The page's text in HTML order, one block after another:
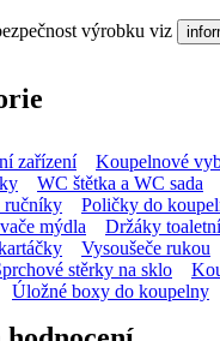
výrobku viz
zařízení
Koupelnové
WC štětka a WC sada
ručníky
Poličky do
mýdla
Držáky
Vysoušeče rukou
stěrky na sklo
Úložné boxy do koupelny